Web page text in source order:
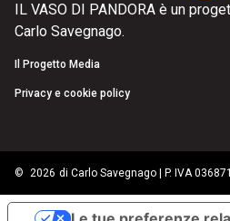
IL VASO DI PANDORA è un
Carlo Savegnago.
Il Progetto Media
Privacy e cookie policy
© 2026 di Carlo Savegnago | P. IVA